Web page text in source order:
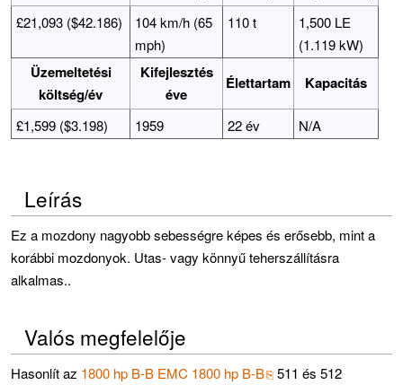
£21,093 ($42.186)
104 km/h (65
mph)
110 t
1,500 LE
(1.119 kW)
Üzemeltetési
költség/év
Kifejlesztés
éve
Élettartam Kapacitás
£1,599 ($3.198) 1959 22 év N/A
Leírás
Ez a mozdony nagyobb sebességre képes és erősebb, mint a
korábbi mozdonyok. Utas- vagy könnyű teherszállításra
alkalmas..
Valós megfelelője
Hasonlít az 1800 hp B-B EMC 1800 hp B-B 511 és 512